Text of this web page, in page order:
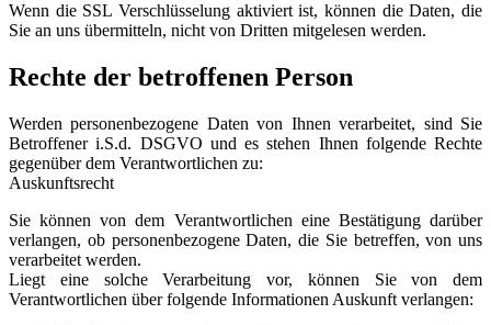
Wenn die SSL Verschlüsselung aktiviert ist, können die Daten, die
Sie an uns übermitteln, nicht von Dritten mitgelesen werden.
Rechte der betroffenen Person
Werden personenbezogene Daten von Ihnen verarbeitet, sind Sie
Betroffener i.S.d. DSGVO und es stehen Ihnen folgende Rechte
gegenüber dem Verantwortlichen zu:
Auskunftsrecht
Sie können von dem Verantwortlichen eine Bestätigung darüber
verlangen, ob personenbezogene Daten, die Sie betreffen, von uns
verarbeitet werden.
Liegt eine solche Verarbeitung vor, können Sie von dem
Verantwortlichen über folgende Informationen Auskunft verlangen: